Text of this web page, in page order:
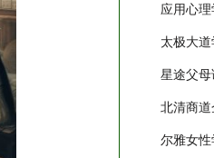
应用心
太极大
星途父母
北清商
尔雅女性